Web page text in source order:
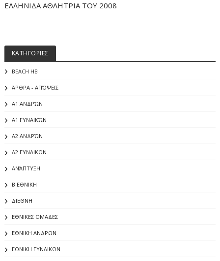
ΕΛΛΗΝΙΔΑ ΑΘΛΗΤΡΙΑ ΤΟΥ 2008
ΚΑΤΗΓΟΡΙΕΣ
BEACH HB
ΆΡΘΡΑ - ΑΠΌΨΕΙΣ
Α1 ΑΝΔΡΏΝ
Α1 ΓΥΝΑΙΚΏΝ
Α2 ΑΝΔΡΏΝ
Α2 ΓΥΝΑΙΚΩΝ
ΑΝΆΠΤΥΞΗ
Β ΕΘΝΙΚΗ
ΔΙΕΘΝΗ
ΕΘΝΙΚΕΣ ΟΜΑΔΕΣ
ΕΘΝΙΚΗ ΑΝΔΡΩΝ
ΕΘΝΙΚΗ ΓΥΝΑΙΚΩΝ